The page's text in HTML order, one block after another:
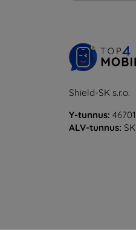
Shield-SK s.r.o.
Y-tunnus:
ALV-tunnus: